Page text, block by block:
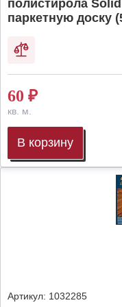
полистирола
паркетную доску
60 ₽
кв. м.
В корзину
Артикул: 1032285